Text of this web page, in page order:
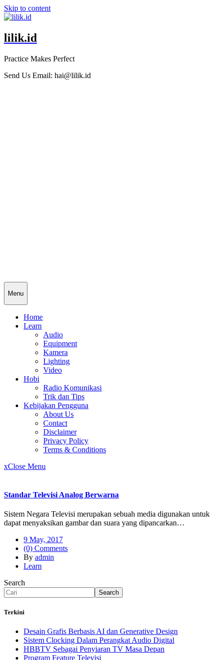
Skip to content
lilik.id
Practice Makes Perfect
Send Us Email: hai@lilik.id
Menu
Home
Learn
Audio
Equipment
Kamera
Lighting
Video
Hobi
Radio Komunikasi
Trik dan Tips
Kebijakan Pengguna
About Us
Contact
Disclaimer
Privacy Policy
Terms & Conditions
xClose Menu
Standar Televisi Analog Berwarna
Sistem Negara Televisi merupakan sebuah media digunakan untuk
dapat menyaksikan gambar dan suara yang dipancarkan…
9 May, 2017
(0) Comments
By admin
Learn
Search
Search
Terkini
Desain Grafis Berbasis AI dan Generative Design
Sistem Clocking Dalam Perangkat Audio Digital
HBBTV Sebagai Penyiaran TV Masa Depan
Program Feature Televisi